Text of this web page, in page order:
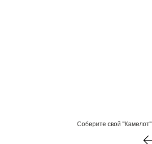
Соберите свой "Камелот"